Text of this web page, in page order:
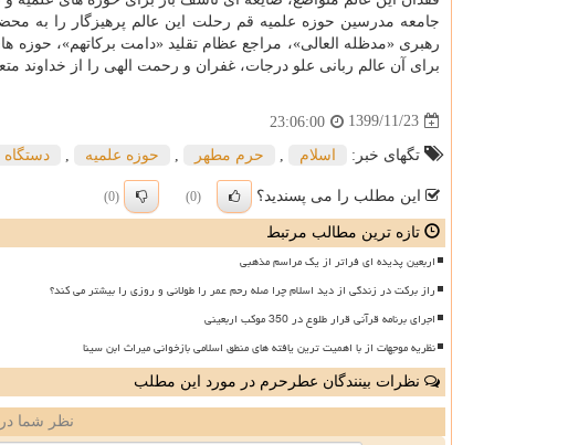
جامعه مدرسین حوزه علمیه قم رحلت این عالم پرهیزگار را به
رهبری «مدظله العالی»، مراجع عظام تقلید «دامت برکاتهم»،
برای آن عالم ربانی علو درجات، غفران و رحمت الهی را از خداوند
1399/11/23
23:06:00
تگهای خبر: اسلام حرم مطهر حوزه علمیه دستگاه
این مطلب را می پسندید؟ (0)
(0)
تازه ترین مطالب مرتبط
اربعین پدیده ای فراتر از یک مراسم مذهبی
راز برکت در زندگی از دید اسلام چرا صله رحم عمر را طولانی و روزی را بیشتر می کند؟
اجرای برنامه قرآنی قرار طلوع در 350 موکب اربعینی
نظریه موجهات از با اهمیت ترین یافته های منطق اسلامی بازخوانی میراث ابن سینا
نظرات بینندگان عطرحرم در مورد این مطلب
نظر شما